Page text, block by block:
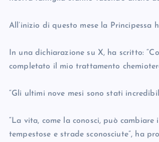
All’inizio di questo mese la
In una dichiarazione su X, ha scritto:
completato il mio trattamento
“Gli ultimi nove mesi sono stati
“La vita, come la conosci, può
tempestose e strade sconosciute”, ha